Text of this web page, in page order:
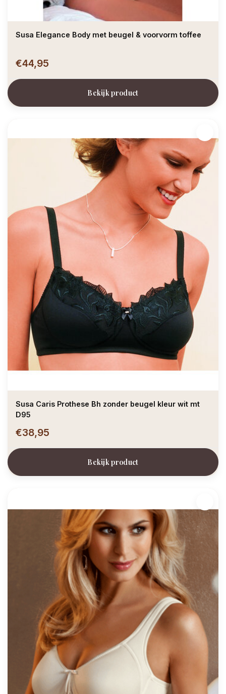
Susa Elegance Body met beugel & voorvorm toffee
€44,95
Bekijk product
Susa Caris Prothese Bh zonder beugel kleur wit mt
D95
€38,95
Bekijk product